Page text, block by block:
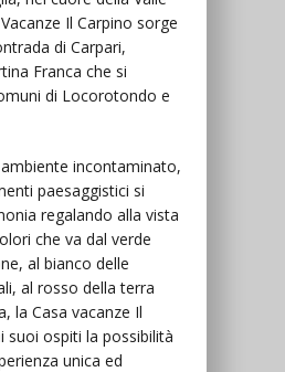
Il Carpino sorge
di Carpari,
Franca che si
di Locorotondo e
incontaminato,
paesaggistici si
regalando alla vista
che va dal verde
al bianco delle
al rosso della terra
la Casa vacanze Il
suoi ospiti la possibilità
unica ed